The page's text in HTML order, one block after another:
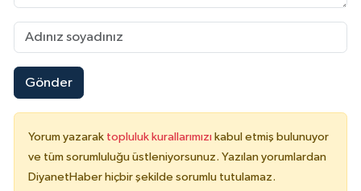
Gönder
Yorum yazarak topluluk kurallarımızı kabul etmiş bulunuyor
ve tüm sorumluluğu üstleniyorsunuz. Yazılan yorumlardan
DiyanetHaber hiçbir şekilde sorumlu tutulamaz.
Muş Müftülüğü
Ordu Müftülüğü
Osmaniye Müftülüğü